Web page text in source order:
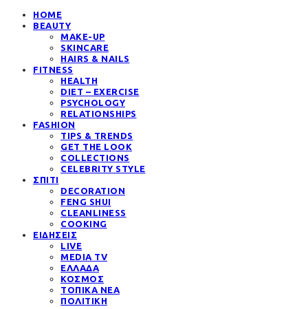
HOME
BEAUTY
MAKE-UP
SKINCARE
HAIRS & NAILS
FITNESS
HEALTH
DIET – EXERCISE
PSYCHOLOGY
RELATIONSHIPS
FASHION
TIPS & TRENDS
GET THE LOOK
COLLECTIONS
CELEBRITY STYLE
ΣΠΙΤΙ
DECORATION
FENG SHUI
CLEANLINESS
COOKING
ΕΙΔΗΣΕΙΣ
LIVE
MEDIA TV
ΕΛΛΑΔΑ
ΚΟΣΜΟΣ
ΤΟΠΙΚΑ ΝΕΑ
ΠΟΛΙΤΙΚΗ